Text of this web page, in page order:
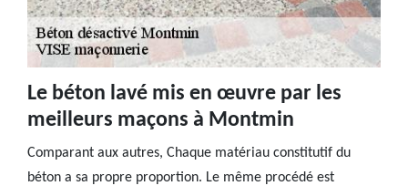
Le béton lavé mis en œuvre par les
meilleurs maçons à Montmin
Comparant aux autres, Chaque matériau constitutif du
béton a sa propre proportion. Le même procédé est